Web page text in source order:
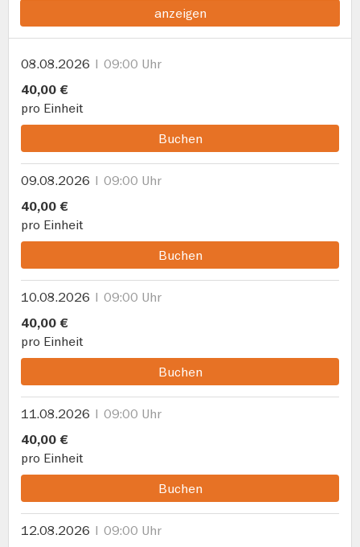
anzeigen
08.08.2026
09:00 Uhr
40,00 €
pro Einheit
Buchen
09.08.2026
09:00 Uhr
40,00 €
pro Einheit
Buchen
10.08.2026
09:00 Uhr
40,00 €
pro Einheit
Buchen
11.08.2026
09:00 Uhr
40,00 €
pro Einheit
Buchen
12.08.2026
09:00 Uhr